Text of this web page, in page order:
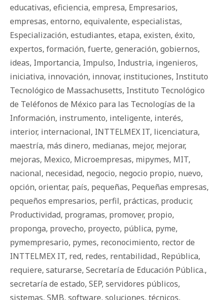
educativas, eficiencia, empresa, Empresarios,
empresas, entorno, equivalente, especialistas,
Especialización, estudiantes, etapa, existen, éxito,
expertos, formación, fuerte, generación, gobiernos,
ideas, Importancia, Impulso, Industria, ingenieros,
iniciativa, innovación, innovar, instituciones, Instituto
Tecnológico de Massachusetts, Instituto Tecnológico
de Teléfonos de México para las Tecnologías de la
Información, instrumento, inteligente, interés,
interior, internacional, INTTELMEX IT, licenciatura,
maestría, más dinero, medianas, mejor, mejorar,
mejoras, Mexico, Microempresas, mipymes, MIT,
nacional, necesidad, negocio, negocio propio, nuevo,
opción, orientar, país, pequeñas, Pequeñas empresas,
pequeños empresarios, perfil, prácticas, producir,
Productividad, programas, promover, propio,
proponga, provecho, proyecto, pública, pyme,
pymempresario, pymes, reconocimiento, rector de
INTTELMEX IT, red, redes, rentabilidad., República,
requiere, saturarse, Secretaría de Educación Pública.,
secretaría de estado, SEP, servidores públicos,
sistemas, SMB, software, soluciones, técnicos,